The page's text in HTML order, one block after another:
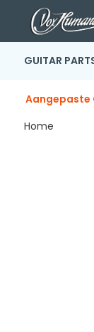
GUITAR
Aangepaste
Home